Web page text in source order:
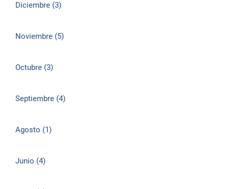
Diciembre (3)
Noviembre (5)
Octubre (3)
Septiembre (4)
Agosto (1)
Junio (4)